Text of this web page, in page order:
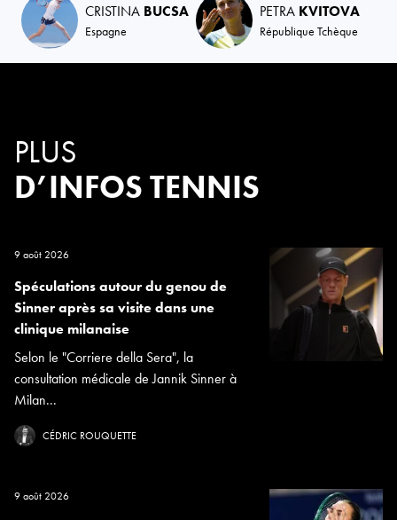
CRISTINA BUCSA
Espagne
PETRA KVITOVA
République Tchèque
PLUS
D’INFOS TENNIS
9 août 2026
Spéculations autour du genou de
Sinner après sa visite dans une
clinique milanaise
Selon le "Corriere della Sera", la
consultation médicale de Jannik Sinner à
Milan...
CÉDRIC ROUQUETTE
9 août 2026